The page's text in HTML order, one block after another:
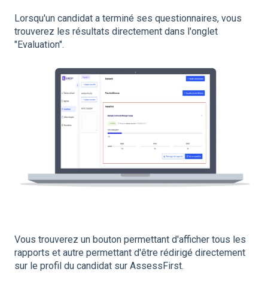
Lorsqu'un candidat a terminé ses questionnaires, vous
trouverez les résultats directement dans l'onglet
"Evaluation".
Vous trouverez un bouton permettant d'afficher tous les
rapports et autre permettant d'être rédirigé directement
sur le profil du candidat sur AssessFirst.